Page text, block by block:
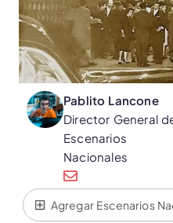
Pablito Lancone
Director General
Escenarios
Nacionales
Agregar Escenarios